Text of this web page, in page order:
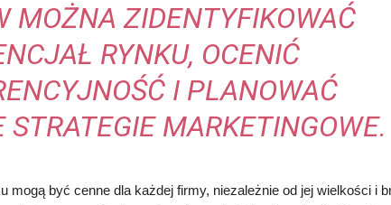
MOŻNA ZIDENTYFIKOWAĆ
RYNKU, OCENIĆ
I PLANOWAĆ
STRATEGIE MARKETINGOWE.
mogą być cenne dla każdej firmy, niezależnie od jej wielkości i